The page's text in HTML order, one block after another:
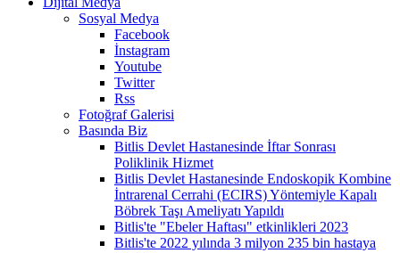
Sosyal Medya
Facebook
İnstagram
Youtube
Twitter
Rss
Fotoğraf Galerisi
Basında Biz
Bitlis Devlet Hastanesinde İftar Sonrası
Poliklinik Hizmet
Bitlis Devlet Hastanesinde Endoskopik Kombine
İntrarenal Cerrahi (ECIRS) Yöntemiyle Kapalı
Böbrek Taşı Ameliyatı Yapıldı
Bitlis'te "Ebeler Haftası" etkinlikleri 2023
Bitlis'te 2022 yılında 3 milyon 235 bin hastaya